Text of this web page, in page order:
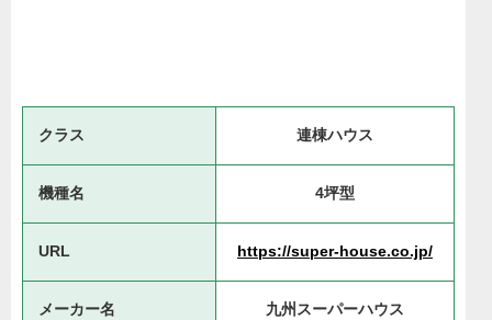
クラス 連棟ハウス
機種名 4坪型
URL https://super-house.co.jp/
メーカー名 九州スーパーハウス